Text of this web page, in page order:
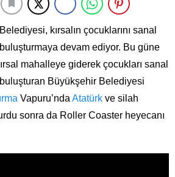
kırsalın çocuklarını sanal
devam ediyor. Bu güne
mahalleye giderek çocukları sanal
Büyükşehir Belediyesi
Vapuru’nda Atatürk ve silah
sonra da Roller Coaster heyecanı